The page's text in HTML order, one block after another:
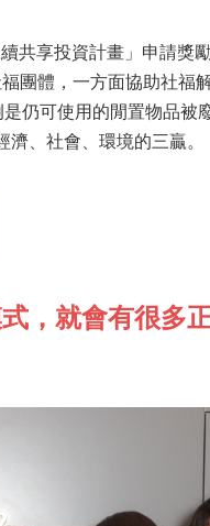
共享投資計畫」申請獎
團體，一方面協助社福
仍可使用的閒置物品被
、社會、環境的三贏。
，就會有很多